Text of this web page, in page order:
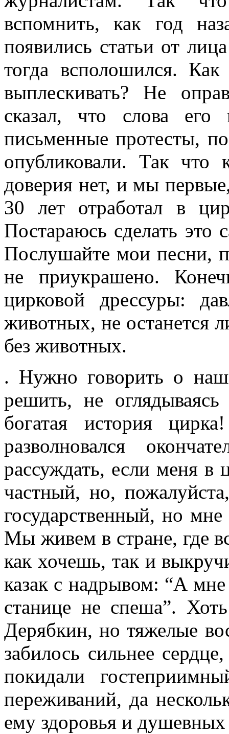
вспомнить, как год
появились статьи от
тогда всполошился.
выплескивать? Не
сказал, что слова его
письменные протесты,
опубликовали. Так что
доверия нет, и мы
30 лет отработал в
Постараюсь сделать это
Послушайте мои песни,
не приукрашено.
цирковой дрессуры:
животных, не останется
без животных.
. Нужно говорить о
решить, не
богатая история
разволновался
рассуждать, если меня
частный, но,
государственный, но
Мы живем в стране, где
как хочешь, так и
казак с надрывом: “А
станице не спеша”.
Дерябкин, но тяжелые
забилось сильнее
покидали
переживаний, да
ему здоровья и душевных